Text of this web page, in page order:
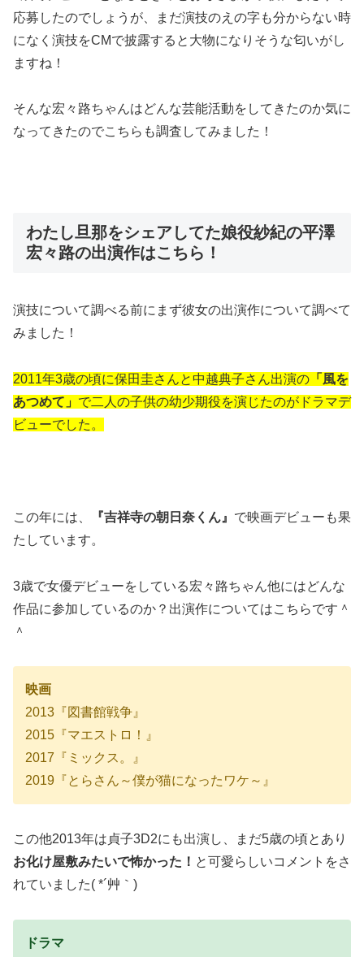
応募したのでしょうが、まだ演技のえの字も分からない時
になく演技をCMで披露すると大物になりそうな匂いがし
ますね！
そんな宏々路ちゃんはどんな芸能活動をしてきたのか気に
なってきたのでこちらも調査してみました！
わたし旦那をシェアしてた娘役紗紀の平澤
宏々路の出演作はこちら！
演技について調べる前にまず彼女の出演作について調べて
みました！
2011年3歳の頃に保田圭さんと中越典子さん出演の 「風を
あつめて」 で二人の子供の幼少期役を演じたのがドラマデ
ビューでした。
この年には、 『吉祥寺の朝日奈くん』 で映画デビューも果
たしています。
3歳で女優デビューをしている宏々路ちゃん他にはどんな
作品に参加しているのか？出演作についてはこちらです＾
＾
映画
2013『図書館戦争』
2015『マエストロ！』
2017『ミックス。』
2019『とらさん～僕が猫になったワケ～』
この他2013年は貞子3D2にも出演し、まだ5歳の頃とあり
お化け屋敷みたいで怖かった！ と可愛らしいコメントをさ
れていました( *´艸｀)
ドラマ